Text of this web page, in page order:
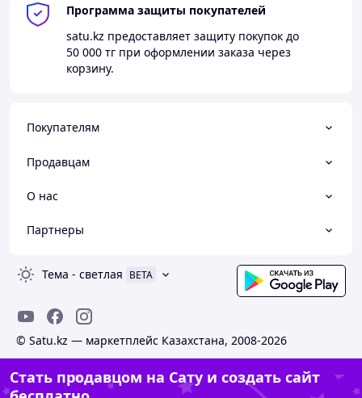
Программа защиты покупателей
satu.kz предоставляет защиту покупок до
50 000 тг при оформлении заказа через
корзину.
Покупателям
Продавцам
О нас
Партнеры
Тема - светлая BETA
© Satu.kz — маркетплейс Казахстана, 2008-2026
Стать продавцом на Сату и создать сайт